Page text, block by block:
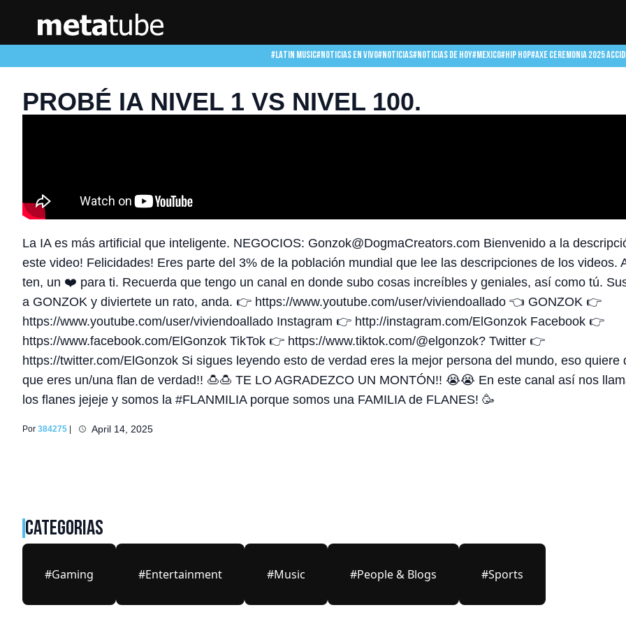
#LATIN MUSIC#NOTICIAS EN VIVO#NOTICIAS#NOTICIAS DE HOY#MEXICO#HIP HOP#AXE CEREMONIA 2025
PROBÉ IA NIVEL 1 VS NIVEL 100.
La IA es más artificial que inteligente. NEGOCIOS: Gonzok@DogmaCreators.com Bienvenido a la
este video! Felicidades! Eres parte del 3% de la población mundial que lee las descripciones de los videos.
ten, un ❤️ para ti. Recuerda que tengo un canal en donde subo cosas increíbles y geniales, así como tú.
a GONZOK y diviertete un rato, anda. 👉 https://www.youtube.com/user/viviendoallado 👈 GONZOK 👉
https://www.youtube.com/user/viviendoallado Instagram 👉 http://instagram.com/ElGonzok Facebook 👉
https://www.facebook.com/ElGonzok TikTok 👉 https://www.tiktok.com/@elgonzok? Twitter 👉
https://twitter.com/ElGonzok Si sigues leyendo esto de verdad eres la mejor persona del mundo, eso quiere
que eres un/una flan de verdad!! 🍮🍮 TE LO AGRADEZCO UN MONTÓN!! 😭😭 En este canal así nos
los flanes jejeje y somos la #FLANMILIA porque somos una FAMILIA de FLANES! 🥳
Por 384275 April 14, 2025
CATEGORIAS
#Gaming #Entertainment #Music #People & Blogs #Sports